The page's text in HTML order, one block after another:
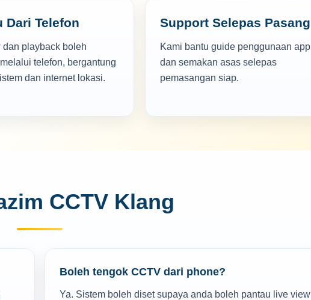
Dari Telefon
dan playback boleh
telefon, bergantung
dan internet lokasi.
Support Selepas Pasang
Kami bantu guide penggunaan app
dan semakan asas selepas
pemasangan siap.
CCTV Klang
Boleh tengok CCTV dari phone?
Ya. Sistem boleh diset supaya anda boleh pantau live view